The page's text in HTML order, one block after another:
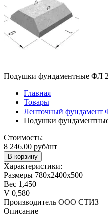
Подушки фундаментные ФЛ
Главная
Товары
Ленточный фундамент
Подушки
Стоимость:
8 246.00 руб/шт
В корзину
Характеристики:
Размеры 780х2400х500
Вес 1,450
V 0,580
Производитель ООО СТИЗ
Описание